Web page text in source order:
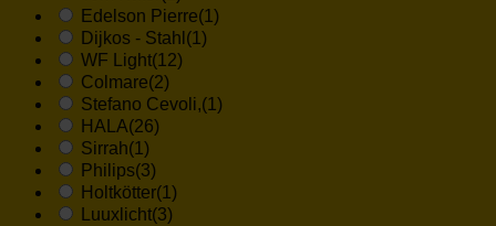
Edelson Pierre(1)
Dijkos - Stahl (1)
WF Light(12)
Colmare(2)
Stefano Cevoli,(1)
HALA(26)
Sirrah(1)
Philips(3)
Holtkötter(1)
Luuxlicht(3)